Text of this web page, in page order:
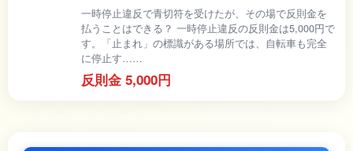
一時停止違反で青切符を受けたが、その場で反則金を
払うことはできる？ 一時停止違反の反則金は5,000円で
す。「止まれ」の標識がある場所では、自転車も完全
に停止す……
反則金 5,000円